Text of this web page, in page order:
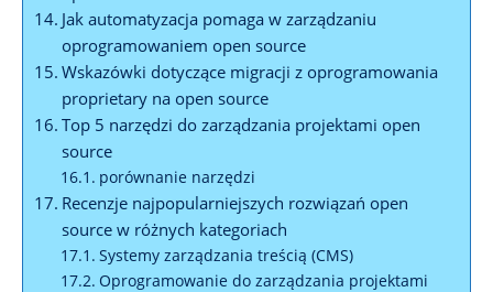
Jak automatyzacja pomaga w zarządzaniu
oprogramowaniem open source
Wskazówki dotyczące migracji z oprogramowania
proprietary na open source
Top 5 narzędzi do zarządzania projektami open
source
porównanie narzędzi
Recenzje najpopularniejszych rozwiązań open
source w różnych kategoriach
Systemy zarządzania treścią (CMS)
Oprogramowanie do zarządzania projektami